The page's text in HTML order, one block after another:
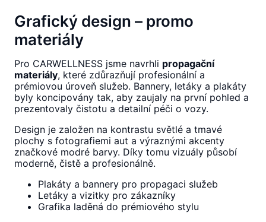
Grafický design – promo
materiály
Pro CARWELLNESS jsme navrhli propagační
materiály, které zdůrazňují profesionální a
prémiovou úroveň služeb. Bannery, letáky a plakáty
byly koncipovány tak, aby zaujaly na první pohled a
prezentovaly čistotu a detailní péči o vozy.
Design je založen na kontrastu světlé a tmavé
plochy s fotografiemi aut a výraznými akcenty
značkové modré barvy. Díky tomu vizuály působí
moderně, čistě a profesionálně.
Plakáty a bannery pro propagaci služeb
Letáky a vizitky pro zákazníky
Grafika laděná do prémiového stylu